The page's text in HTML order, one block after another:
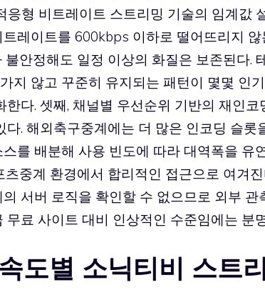
응형 비트레이트 스트리밍 기술의 임계값
레이트를 600kbps 이하로 떨어뜨리지
불안정해도 일정 이상의 화질은 보존된다.
지 않고 꾸준히 유지되는 패턴이 몇몇
한다. 셋째, 채널별 우선순위 기반의 재인
다. 해외축구중계에는 더 많은 인코딩 슬롯
를 배분해 사용 빈도에 따라 대역폭을 유
츠중계 환경에서 합리적인 접근으로 여겨
서버 로직을 확인할 수 없으므로 외부 관
무료 사이트 대비 인상적인 수준임에는 분
도별 소닉티비 스트